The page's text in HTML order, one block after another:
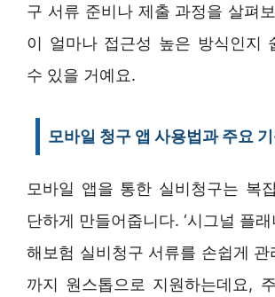
구 서류 준비나 제출 과정을 살펴
이 얼마나 접근성 높은 방식인지
수 있을 거예요.
모바일 청구 앱 사용법과 주요
모바일 앱을 통한 실비청구는 복
단하게 만들어줍니다. ‘시그널 플
해보험 실비청구 서류를 손쉽게 관
까지 원스톱으로 지원하는데요,